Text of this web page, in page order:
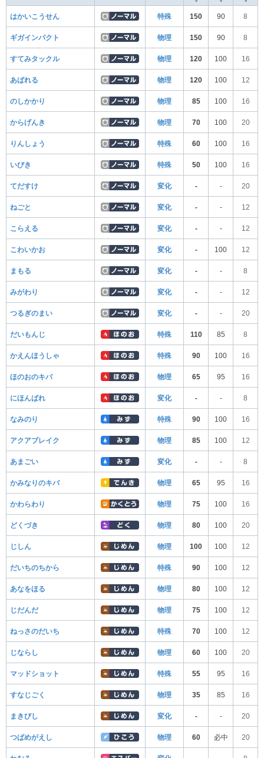
はかいこうせん 特殊 150 90 8
ギガインパクト 物理 150 90 8
すてみタックル 物理 120 100 16
あばれる 物理 120 100 12
のしかかり 物理 85 100 16
からげんき 物理 70 100 20
りんしょう 特殊 60 100 16
いびき 特殊 50 100 16
てだすけ 変化 - - 20
ねごと 変化 - - 12
こらえる 変化 - - 12
こわいかお 変化 - 100 12
まもる 変化 - - 8
みがわり 変化 - - 12
つるぎのまい 変化 - - 20
だいもんじ 特殊 110 85 8
かえんほうしゃ 特殊 90 100 16
ほのおのキバ 物理 65 95 16
にほんばれ 変化 - - 8
なみのり 特殊 90 100 16
アクアブレイク 物理 85 100 12
あまごい 変化 - - 8
かみなりのキバ 物理 65 95 16
かわらわり 物理 75 100 16
どくづき 物理 80 100 20
じしん 物理 100 100 12
だいちのちから 特殊 90 100 12
あなをほる 物理 80 100 12
じだんだ 物理 75 100 12
ねっさのだいち 特殊 70 100 12
じならし 物理 60 100 20
マッドショット 特殊 55 95 16
すなじごく 物理 35 85 16
まきびし 変化 - - 20
つばめがえし 物理 60 必中 20